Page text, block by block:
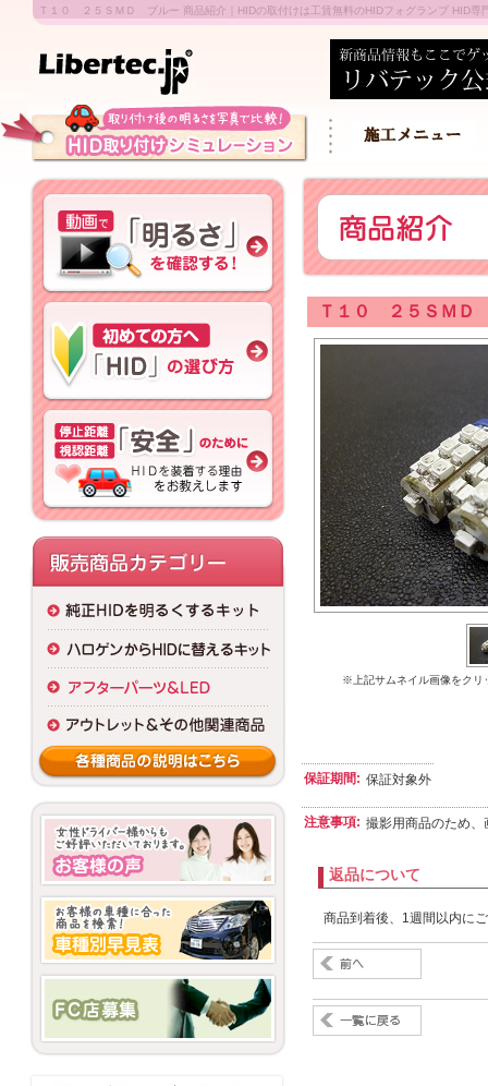
Ｔ１０ ２５ＳＭＤ ブルー 商品紹介｜HIDの取付けは工賃無料のHIDフォグランプ HID専
Ｔ１０ ２５ＳＭＤ
※上記サムネイル画像をクリ
保証期間: 保証対象外
注意事項: 撮影用商品のため
返品について
商品到着後、1週間以内に